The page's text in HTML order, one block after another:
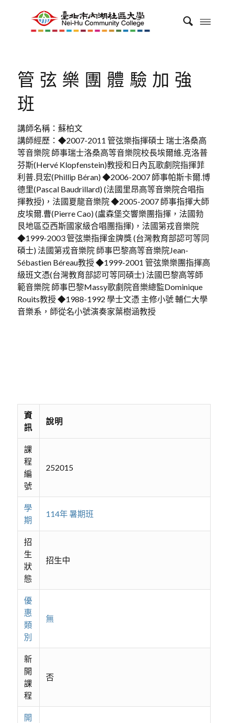
管弦樂團體驗加強
班
講師名稱：蘇柏文
講師經歷：◆2007-2011 管弦樂指揮碩士 瑞士洛桑高
等音樂院 師事瑞士洛桑高等音樂院校長埃爾維.克洛普
芬斯(Hervé Klopfenstein)教授和日內瓦歌劇院指揮菲
利普.貝宏(Phillip Béran) ◆2006-2007 師事帕斯卡爾.博
德里(Pascal Baudrillard) (法國里昂高等音樂院合唱指
揮教授)，法國夏龍音樂院 ◆2005-2007 師事指揮大師
皮埃爾.曹(Pierre Cao) (盧森堡交響樂團指揮，法國勃
艮地區亞西斯國家級合唱團指揮)，法國第戎音樂院
◆1999-2003 管弦樂指揮金牌獎 (台灣教育部認可等同
碩士) 法國第戎音樂院 師事巴黎高等音樂院Jean-
Sébastien Béreau教授 ◆1999-2001 管弦樂樂團指揮高
級班文憑(台灣教育部認可等同碩士) 法國巴黎高等師
範音樂院 師事巴黎Massy歌劇院音樂總監Dominique
Rouits教授 ◆1988-1992 學士文憑 主修小號 輔仁大學
音樂系，師從名小號演奏家葉樹涵教授
資
訊
說明
課
程
編
號
252015
學
期
114年 暑期班
招
生
狀
態
招生中
優
惠
類
別
無
新
開
課
程
否
開